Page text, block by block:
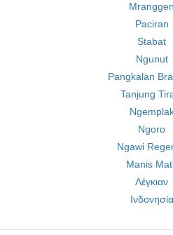
Mranggen
Paciran
Stabat
Ngunut
Pangkalan
Tanjung
Ngoro
Ngawi
Manis
Λέγκιαν
Ινδονησία